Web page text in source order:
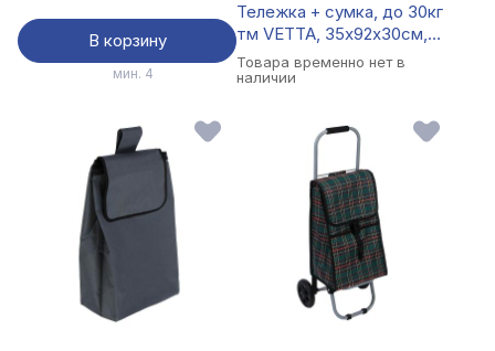
В корзину
мин. 4
Тележка + сумка, до 30кг
тм VETTA, 35х92х30см,
сумка 30х45х21см, 32л,
оксфорд 300D, колесо
Товара временно нет в
наличии